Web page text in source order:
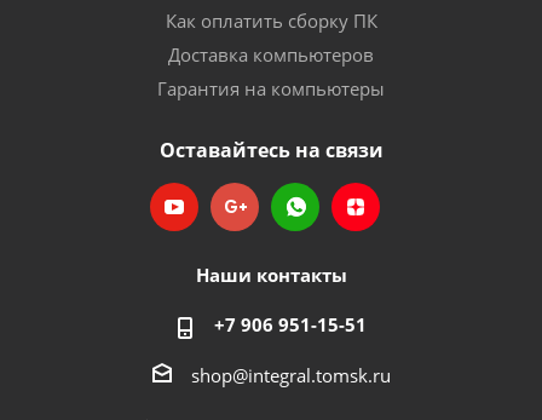
Как оплатить сборку ПК
Доставка компьютеров
Гарантия на компьютеры
Оставайтесь на связи
Наши контакты
+7 906 951-15-51
shop@integral.tomsk.ru